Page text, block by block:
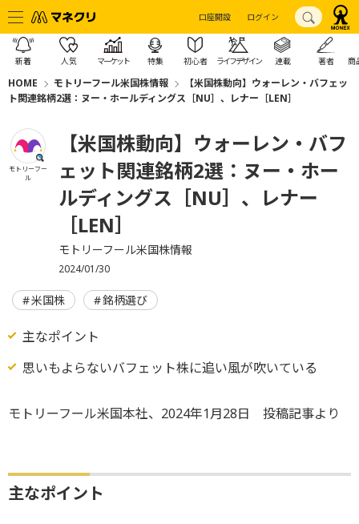
口座開設 ログイン
新着 人気 マーケット 特集 初心者 ライフデザイン 連載 著者 商
HOME モトリーフール米国株情報
【米国株動向】ウォーレン・バフェッ
ト関連銘柄2選：ヌー・ホールディングス［NU］、レナー［LEN］
モトリーフー
ル
【米国株動向】ウォーレン・バフ
ェット関連銘柄2選：ヌー・ホー
ルディングス［NU］、レナー
［LEN］
モトリーフール米国株情報
2024/01/30
米国株 銘柄選び
主なポイント
思いもよらないバフェット株に追い風が吹いている
モトリーフール米国本社、2024年1月28日 投稿記事より
主なポイント